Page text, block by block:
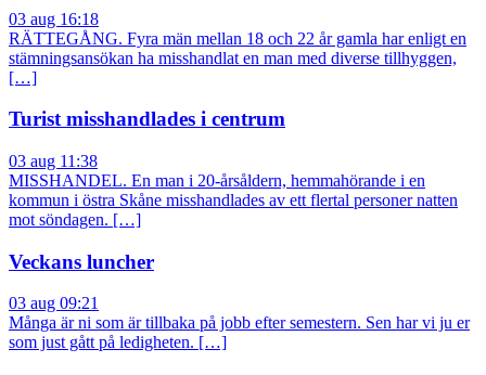
03 aug 16:18
RÄTTEGÅNG. Fyra män mellan 18 och 22 år gamla har enligt en
stämningsansökan ha misshandlat en man med diverse tillhyggen,
[…]
Turist misshandlades i centrum
03 aug 11:38
MISSHANDEL. En man i 20-årsåldern, hemmahörande i en
kommun i östra Skåne misshandlades av ett flertal personer natten
mot söndagen. […]
Veckans luncher
03 aug 09:21
Många är ni som är tillbaka på jobb efter semestern. Sen har vi ju er
som just gått på ledigheten. […]